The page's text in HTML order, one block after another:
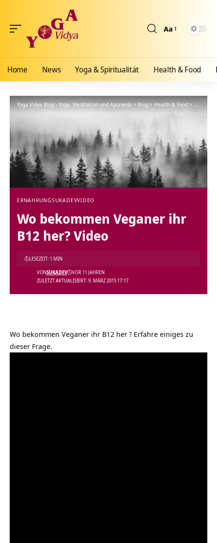
Aa
Home News Yoga & Spiritualität Health & Food
Yoga Vidya Blog - Yoga, Meditation und Ayurveda>Blog>Health & Food>
ERNÄHRUNGSUKADEVVIDEO
Wo bekommen Veganer ihr
B12 her? Video
ZULETZT AKTUALISIERT: 9. MÄRZ 2015 17:17
VONSUKADEV VOR 11 JAHREN
LESEZEIT: 1 MIN
Wo bekommen Veganer ihr B12 her? Erfahre einiges zu
dieser Frage.